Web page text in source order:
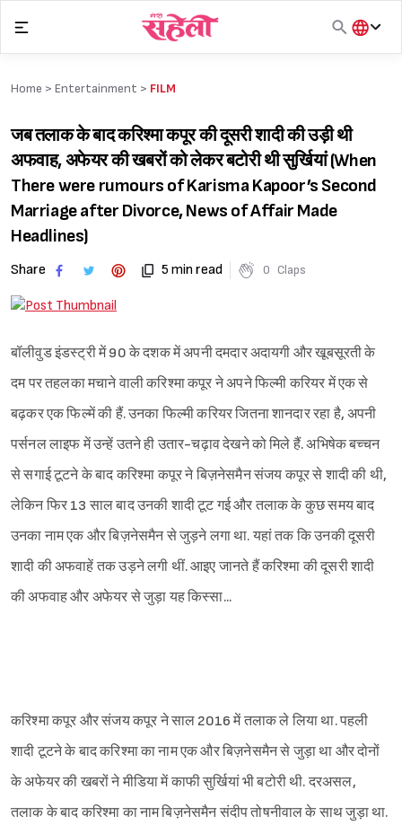
content
हिंदी
Home > Entertainment > FILM
जब तलाक के बाद करिश्मा कपूर की दूसरी शादी की उड़ी थी
अफवाह, अफेयर की खबरों को लेकर बटोरी थी सुर्खियां (When
There were rumours of Karisma Kapoor’s Second
Marriage after Divorce, News of Affair Made
Headlines)
Share 5 min read 0 Claps
बॉलीवुड इंडस्ट्री में 90 के दशक में अपनी दमदार अदायगी और खूबसूरती के
दम पर तहलका मचाने वाली करिश्मा कपूर ने अपने फिल्मी करियर में एक से
बढ़कर एक फिल्में की हैं. उनका फिल्मी करियर जितना शानदार रहा है, अपनी
पर्सनल लाइफ में उन्हें उतने ही उतार-चढ़ाव देखने को मिले हैं. अभिषेक बच्चन
से सगाई टूटने के बाद करिश्मा कपूर ने बिज़नेसमैन संजय कपूर से शादी की थी,
लेकिन फिर 13 साल बाद उनकी शादी टूट गई और तलाक के कुछ समय बाद
उनका नाम एक और बिज़नेसमैन से जुड़ने लगा था. यहां तक कि उनकी दूसरी
शादी की अफवाहें तक उड़ने लगी थीं. आइए जानते हैं करिश्मा की दूसरी शादी
की अफवाह और अफेयर से जुड़ा यह किस्सा...
करिश्मा कपूर और संजय कपूर ने साल 2016 में तलाक ले लिया था. पहली
शादी टूटने के बाद करिश्मा का नाम एक और बिज़नेसमैन से जुड़ा था और दोनों
के अफेयर की खबरों ने मीडिया में काफी सुर्खियां भी बटोरी थी. दरअसल,
तलाक के बाद करिश्मा का नाम बिज़नेसमैन संदीप तोषनीवाल के साथ जुड़ा था.